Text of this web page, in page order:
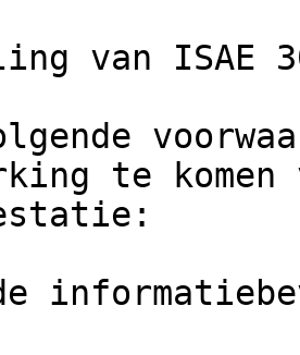
van ISAE
te komen